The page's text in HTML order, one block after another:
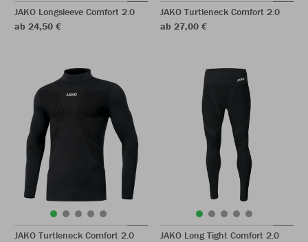
JAKO Longsleeve Comfort 2.0
ab 24,50 €
JAKO Turtleneck Comfort 2.0
ab 27,00 €
JAKO Turtleneck Comfort 2.0
JAKO Long Tight Comfort 2.0